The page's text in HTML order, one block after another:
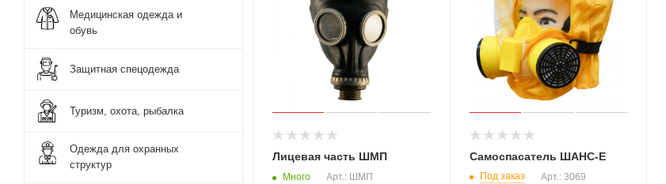
Лицевая часть ШМП
Много Арт.: ШМП
Самоспасатель ШАНС-Е
Под заказ Арт.: 3069
Медицинская одежда и
обувь
Защитная спецодежда
Туризм, охота, рыбалка
Одежда для охранных
структур